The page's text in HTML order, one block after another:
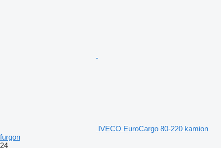
IVECO EuroCargo 80-220 kamion
furgon
24